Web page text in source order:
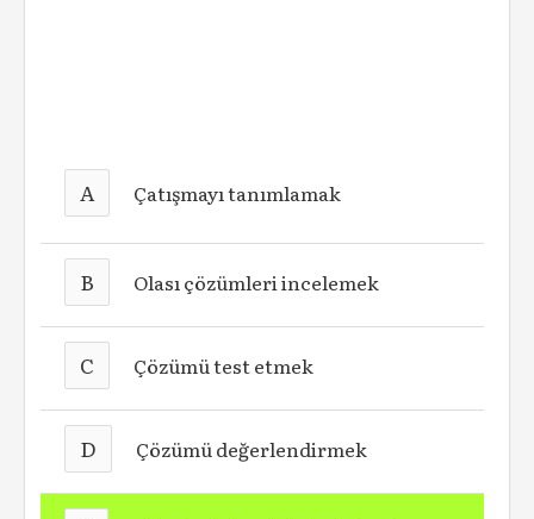
A Çatışmayı tanımlamak
B Olası çözümleri incelemek
C Çözümü test etmek
D Çözümü değerlendirmek